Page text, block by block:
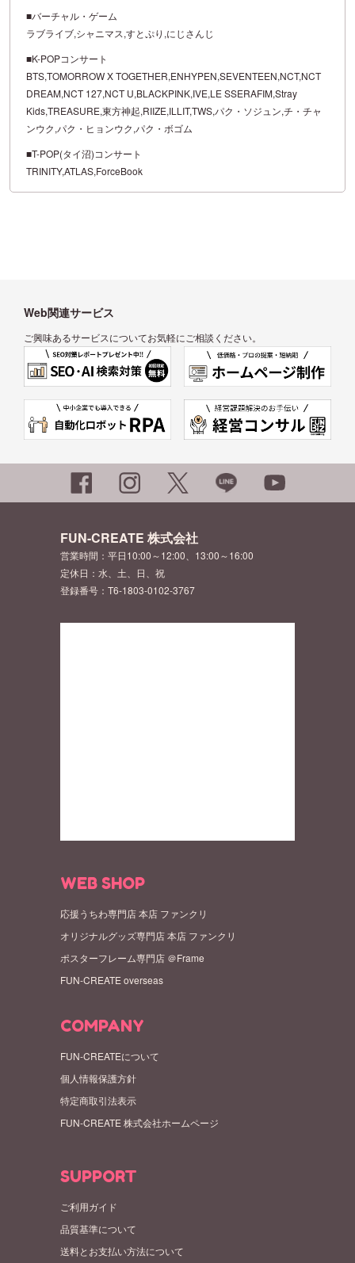
■バーチャル・ゲーム
ラブライブ,シャニマス,すとぷり,にじさんじ
■K-POPコンサート
BTS,TOMORROW X TOGETHER,ENHYPEN,SEVENTEEN,NCT,NCT
DREAM,NCT 127,NCT U,BLACKPINK,IVE,LE SSERAFIM,Stray
Kids,TREASURE,東方神起,RIIZE,ILLIT,TWS,パク・ソジュン,チ・チャ
ンウク,パク・ヒョンウク,パク・ボゴム
■T-POP(タイ沼)コンサート
TRINITY,ATLAS,ForceBook
Web関連サービス
ご興味あるサービスについてお気軽にご相談ください。
FUN-CREATE 株式会社
営業時間：平日10:00～12:00、13:00～16:00
定休日：水、土、日、祝
登録番号：T6-1803-0102-3767
WEB SHOP
応援うちわ専門店 本店 ファンクリ
オリジナルグッズ専門店 本店 ファンクリ
ポスターフレーム専門店 ＠Frame
FUN-CREATE overseas
COMPANY
FUN-CREATEについて
個人情報保護方針
特定商取引法表示
FUN-CREATE 株式会社ホームページ
SUPPORT
ご利用ガイド
品質基準について
送料とお支払い方法について